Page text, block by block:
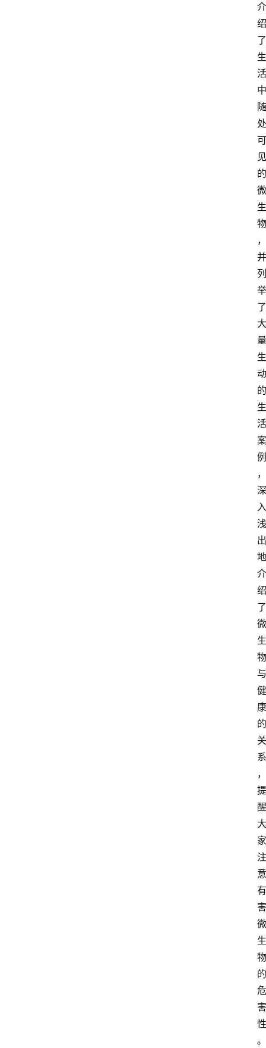
介
绍
了
生
活
中
随
处
可
见
的
微
生
物
，
并
列
举
了
大
量
生
动
的
生
活
案
例
，
深
入
浅
出
地
介
绍
了
微
生
物
与
健
康
的
关
系
，
提
醒
大
家
注
意
有
害
微
生
物
的
危
害
性
。